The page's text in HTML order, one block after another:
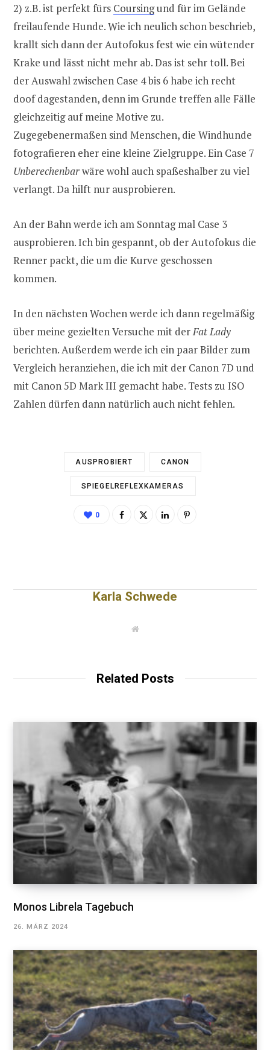
2) z.B. ist perfekt fürs Coursingund für im Gelände
freilaufende Hunde. Wie ich neulich schon beschrieb,
krallt sich dann der Autofokus fest wie ein wütender
Krake und lässt nicht mehr ab. Das ist sehr toll. Bei
der Auswahl zwischen Case 4 bis 6 habe ich recht
doof dagestanden, denn im Grunde treffen alle Fälle
gleichzeitig auf meine Motive zu.
Zugegebenermaßen sind Menschen, die Windhunde
fotografieren eher eine kleine Zielgruppe. Ein Case 7
Unberechenbarwäre wohl auch spaßeshalber zu viel
verlangt. Da hilft nur ausprobieren.
An der Bahn werde ich am Sonntag mal Case 3
ausprobieren. Ich bin gespannt, ob der Autofokus die
Renner packt, die um die Kurve geschossen
kommen.
In den nächsten Wochen werde ich dann regelmäßig
über meine gezielten Versuche mit derFat Lady
berichten. Außerdem werde ich ein paar Bilder zum
Vergleich heranziehen, die ich mit der Canon 7D und
mit Canon 5D Mark III gemacht habe. Tests zu ISO
Zahlen dürfen dann natürlich auch nicht fehlen.
AUSPROBIERT CANON
SPIEGELREFLEXKAMERAS
0
Karla Schwede
W
Related Posts
Monos Librela Tagebuch
26. MÄRZ 2024